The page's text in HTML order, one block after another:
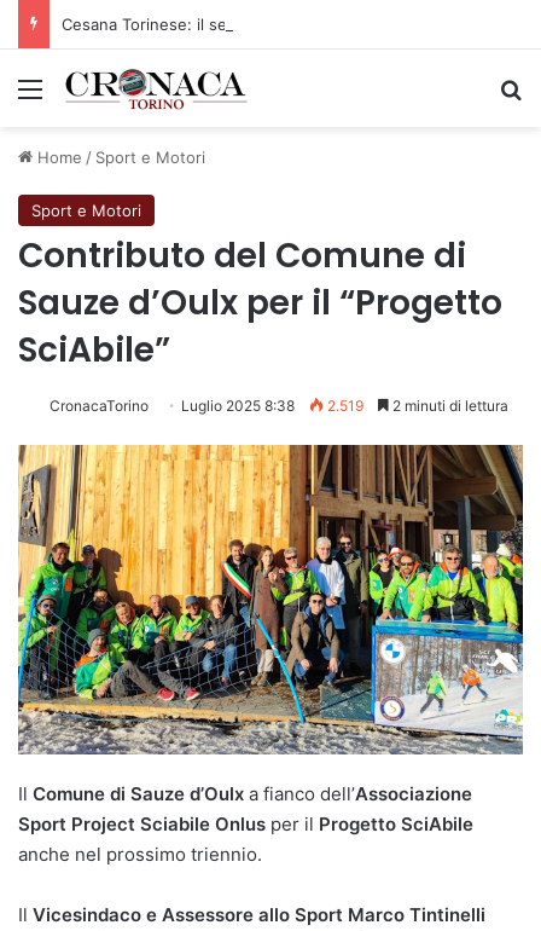
Menu
Home / Sport e Motori
Sport e Motori
Contributo del Comune di
Sauze d’Oulx per il “Progetto
SciAbile”
CronacaTorino Luglio 2025 8:38 2.519 2 minuti di lettura
Il Comune di Sauze d’Oulx a fianco dell’Associazione
Sport Project Sciabile Onlus per il Progetto SciAbile
anche nel prossimo triennio.
Il Vicesindaco e Assessore allo Sport Marco Tintinelli